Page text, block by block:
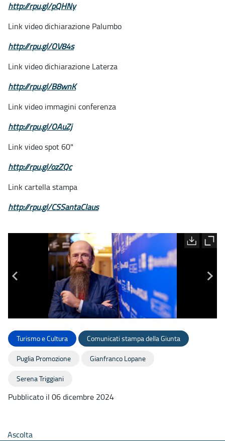
http://rpu.gl/pQHNy
Link video dichiarazione Palumbo
http://rpu.gl/OV84s
Link video dichiarazione Laterza
http://rpu.gl/B8wnK
Link video immagini conferenza
http://rpu.gl/OAuZj
Link video spot 60"
http://rpu.gl/ozZQc
Link cartella stampa
http://rpu.gl/CSSantaClaus
Turismo e Cultura Comunicati stampa della Giunta
Puglia Promozione Gianfranco Lopane
Serena Triggiani
Pubblicato il 06 dicembre 2024
Ascolta